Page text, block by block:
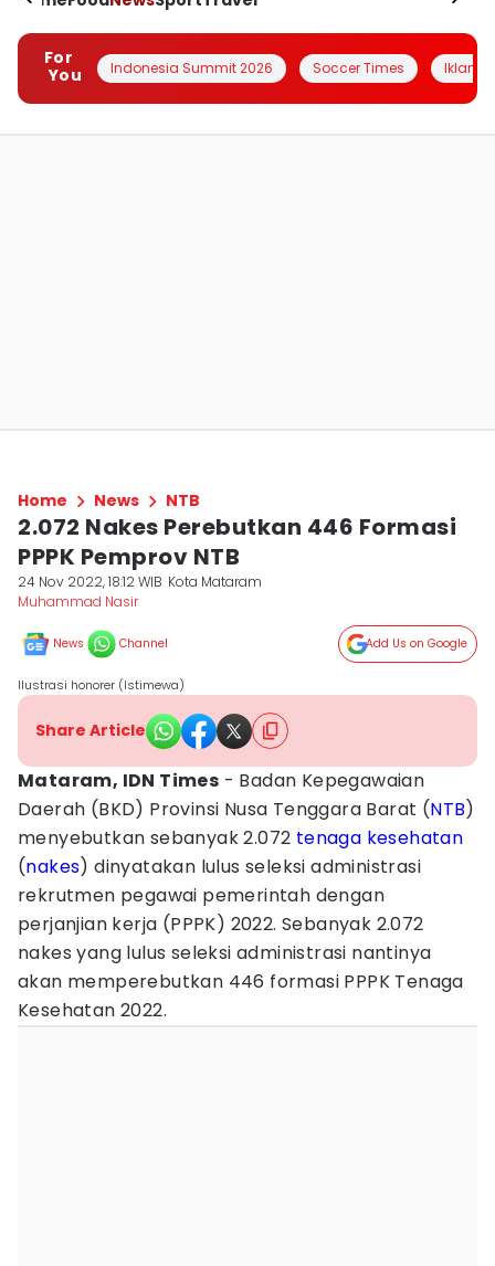
For
You
Indonesia Summit 2026 Soccer Times Iklanin
Home News NTB
2.072 Nakes Perebutkan 446 Formasi
PPPK Pemprov NTB
24 Nov 2022, 18:12 WIB Kota Mataram
Muhammad Nasir
News Channel Add Us on Google
Ilustrasi honorer (Istimewa)
Share Article
Mataram, IDN Times - Badan Kepegawaian
Daerah (BKD) Provinsi Nusa Tenggara Barat (NTB)
menyebutkan sebanyak 2.072 tenaga kesehatan
(nakes) dinyatakan lulus seleksi administrasi
rekrutmen pegawai pemerintah dengan
perjanjian kerja (PPPK) 2022. Sebanyak 2.072
nakes yang lulus seleksi administrasi nantinya
akan memperebutkan 446 formasi PPPK Tenaga
Kesehatan 2022.